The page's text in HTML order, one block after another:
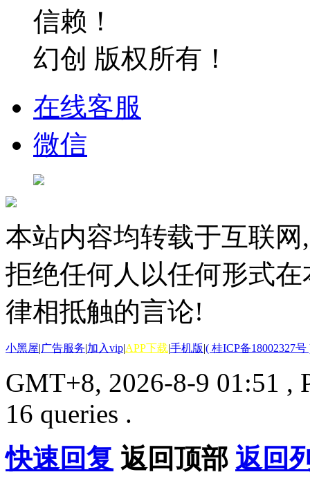
信赖！
幻创 版权所有！
在线客服
微信
本站内容均转载于互联
拒绝任何人以任何形式
律相抵触的言论!
小黑屋|广告服务|加入vip|APP下载|手机版|( 桂ICP备18002327号
GMT+8, 2026-8-9 01:51 ,
16 queries .
快速回复 返回顶部 返回